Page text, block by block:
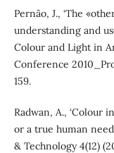
Pernão, J., ‘The
understanding and
Colour and Light in
Conference
159.
Radwan, A., ‘Colour
or a true human
& Technology 4(12)